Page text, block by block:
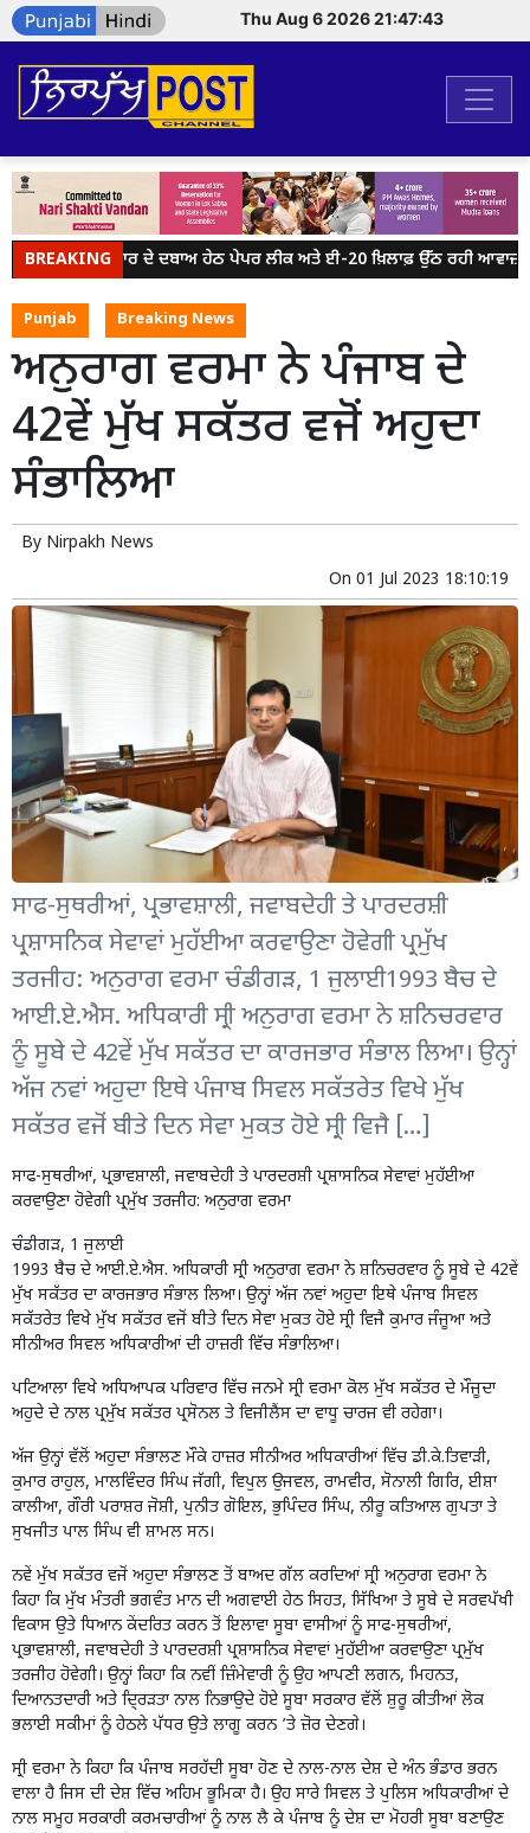
Thu Aug 6 2026 21:47:43
BREAKING
ਮੋਦੀ ਸਰਕਾਰ ਦੇ ਦਬਾਅ ਹੇਠ ਪੇਪਰ ਲੀਕ ਅਤੇ ਈ-20 ਖ਼ਿਲਾਫ਼ ਉੱਠ ਰਹੀ ਆਵਾਜ਼ ਨੂੰ
Punjab Breaking News
ਅਨੁਰਾਗ ਵਰਮਾ ਨੇ ਪੰਜਾਬ ਦੇ
42ਵੇਂ ਮੁੱਖ ਸਕੱਤਰ ਵਜੋਂ ਅਹੁਦਾ
ਸੰਭਾਲਿਆ
By Nirpakh News
On 01 Jul 2023 18:10:19
ਸਾਫ-ਸੁਥਰੀਆਂ, ਪ੍ਰਭਾਵਸ਼ਾਲੀ, ਜਵਾਬਦੇਹੀ ਤੇ ਪਾਰਦਰਸ਼ੀ
ਪ੍ਰਸ਼ਾਸਨਿਕ ਸੇਵਾਵਾਂ ਮੁਹੱਈਆ ਕਰਵਾਉਣਾ ਹੋਵੇਗੀ ਪ੍ਰਮੁੱਖ
ਤਰਜੀਹ: ਅਨੁਰਾਗ ਵਰਮਾ ਚੰਡੀਗੜ, 1 ਜੁਲਾਈ1993 ਬੈਚ ਦੇ
ਆਈ.ਏ.ਐਸ. ਅਧਿਕਾਰੀ ਸ੍ਰੀ ਅਨੁਰਾਗ ਵਰਮਾ ਨੇ ਸ਼ਨਿਚਰਵਾਰ
ਨੂੰ ਸੂਬੇ ਦੇ 42ਵੇਂ ਮੁੱਖ ਸਕੱਤਰ ਦਾ ਕਾਰਜਭਾਰ ਸੰਭਾਲ ਲਿਆ। ਉਨ੍ਹਾਂ
ਅੱਜ ਨਵਾਂ ਅਹੁਦਾ ਇਥੇ ਪੰਜਾਬ ਸਿਵਲ ਸਕੱਤਰੇਤ ਵਿਖੇ ਮੁੱਖ
ਸਕੱਤਰ ਵਜੋਂ ਬੀਤੇ ਦਿਨ ਸੇਵਾ ਮੁਕਤ ਹੋਏ ਸ੍ਰੀ ਵਿਜੈ […]
ਸਾਫ-ਸੁਥਰੀਆਂ, ਪ੍ਰਭਾਵਸ਼ਾਲੀ, ਜਵਾਬਦੇਹੀ ਤੇ ਪਾਰਦਰਸ਼ੀ ਪ੍ਰਸ਼ਾਸਨਿਕ ਸੇਵਾਵਾਂ ਮੁਹੱਈਆ
ਕਰਵਾਉਣਾ ਹੋਵੇਗੀ ਪ੍ਰਮੁੱਖ ਤਰਜੀਹ: ਅਨੁਰਾਗ ਵਰਮਾ
ਚੰਡੀਗੜ, 1 ਜੁਲਾਈ
1993 ਬੈਚ ਦੇ ਆਈ.ਏ.ਐਸ. ਅਧਿਕਾਰੀ ਸ੍ਰੀ ਅਨੁਰਾਗ ਵਰਮਾ ਨੇ ਸ਼ਨਿਚਰਵਾਰ ਨੂੰ ਸੂਬੇ ਦੇ 42ਵੇਂ
ਮੁੱਖ ਸਕੱਤਰ ਦਾ ਕਾਰਜਭਾਰ ਸੰਭਾਲ ਲਿਆ। ਉਨ੍ਹਾਂ ਅੱਜ ਨਵਾਂ ਅਹੁਦਾ ਇਥੇ ਪੰਜਾਬ ਸਿਵਲ
ਸਕੱਤਰੇਤ ਵਿਖੇ ਮੁੱਖ ਸਕੱਤਰ ਵਜੋਂ ਬੀਤੇ ਦਿਨ ਸੇਵਾ ਮੁਕਤ ਹੋਏ ਸ੍ਰੀ ਵਿਜੈ ਕੁਮਾਰ ਜੰਜੂਆ ਅਤੇ
ਸੀਨੀਅਰ ਸਿਵਲ ਅਧਿਕਾਰੀਆਂ ਦੀ ਹਾਜ਼ਰੀ ਵਿੱਚ ਸੰਭਾਲਿਆ।
ਪਟਿਆਲਾ ਵਿਖੇ ਅਧਿਆਪਕ ਪਰਿਵਾਰ ਵਿੱਚ ਜਨਮੇ ਸ੍ਰੀ ਵਰਮਾ ਕੋਲ ਮੁੱਖ ਸਕੱਤਰ ਦੇ ਮੌਜੂਦਾ
ਅਹੁਦੇ ਦੇ ਨਾਲ ਪ੍ਰਮੁੱਖ ਸਕੱਤਰ ਪ੍ਰਸੋਨਲ ਤੇ ਵਿਜੀਲੈਂਸ ਦਾ ਵਾਧੂ ਚਾਰਜ ਵੀ ਰਹੇਗਾ।
ਅੱਜ ਉਨ੍ਹਾਂ ਵੱਲੋਂ ਅਹੁਦਾ ਸੰਭਾਲਣ ਮੌਕੇ ਹਾਜ਼ਰ ਸੀਨੀਅਰ ਅਧਿਕਾਰੀਆਂ ਵਿੱਚ ਡੀ.ਕੇ.ਤਿਵਾੜੀ,
ਕੁਮਾਰ ਰਾਹੁਲ, ਮਾਲਵਿੰਦਰ ਸਿੰਘ ਜੱਗੀ, ਵਿਪੁਲ ਉਜਵਲ, ਰਾਮਵੀਰ, ਸੋਨਾਲੀ ਗਿਰਿ, ਈਸ਼ਾ
ਕਾਲੀਆ, ਗੌਰੀ ਪਰਾਸ਼ਰ ਜੋਸ਼ੀ, ਪੁਨੀਤ ਗੋਇਲ, ਭੁਪਿੰਦਰ ਸਿੰਘ, ਨੀਰੂ ਕਤਿਆਲ ਗੁਪਤਾ ਤੇ
ਸੁਖਜੀਤ ਪਾਲ ਸਿੰਘ ਵੀ ਸ਼ਾਮਲ ਸਨ।
ਨਵੇਂ ਮੁੱਖ ਸਕੱਤਰ ਵਜੋਂ ਅਹੁਦਾ ਸੰਭਾਲਣ ਤੋਂ ਬਾਅਦ ਗੱਲ ਕਰਦਿਆਂ ਸ੍ਰੀ ਅਨੁਰਾਗ ਵਰਮਾ ਨੇ
ਕਿਹਾ ਕਿ ਮੁੱਖ ਮੰਤਰੀ ਭਗਵੰਤ ਮਾਨ ਦੀ ਅਗਵਾਈ ਹੇਠ ਸਿਹਤ, ਸਿੱਖਿਆ ਤੇ ਸੂਬੇ ਦੇ ਸਰਵਪੱਖੀ
ਵਿਕਾਸ ਉਤੇ ਧਿਆਨ ਕੇਂਦਰਿਤ ਕਰਨ ਤੋਂ ਇਲਾਵਾ ਸੂਬਾ ਵਾਸੀਆਂ ਨੂੰ ਸਾਫ-ਸੁਥਰੀਆਂ,
ਪ੍ਰਭਾਵਸ਼ਾਲੀ, ਜਵਾਬਦੇਹੀ ਤੇ ਪਾਰਦਰਸ਼ੀ ਪ੍ਰਸ਼ਾਸਨਿਕ ਸੇਵਾਵਾਂ ਮੁਹੱਈਆ ਕਰਵਾਉਣਾ ਪ੍ਰਮੁੱਖ
ਤਰਜੀਹ ਹੋਵੇਗੀ। ਉਨ੍ਹਾਂ ਕਿਹਾ ਕਿ ਨਵੀਂ ਜ਼ਿੰਮੇਵਾਰੀ ਨੂੰ ਉਹ ਆਪਣੀ ਲਗਨ, ਮਿਹਨਤ,
ਦਿਆਨਤਦਾਰੀ ਅਤੇ ਦਿ੍ਰੜਤਾ ਨਾਲ ਨਿਭਾਉਦੇ ਹੋਏ ਸੂਬਾ ਸਰਕਾਰ ਵੱਲੋਂ ਸ਼ੁਰੂ ਕੀਤੀਆਂ ਲੋਕ
ਭਲਾਈ ਸਕੀਮਾਂ ਨੂੰ ਹੇਠਲੇ ਪੱਧਰ ਉਤੇ ਲਾਗੂ ਕਰਨ ’ਤੇ ਜ਼ੋਰ ਦੇਣਗੇ।
ਸ੍ਰੀ ਵਰਮਾ ਨੇ ਕਿਹਾ ਕਿ ਪੰਜਾਬ ਸਰਹੱਦੀ ਸੂਬਾ ਹੋਣ ਦੇ ਨਾਲ-ਨਾਲ ਦੇਸ਼ ਦੇ ਅੰਨ ਭੰਡਾਰ ਭਰਨ
ਵਾਲਾ ਹੈ ਜਿਸ ਦੀ ਦੇਸ਼ ਵਿੱਚ ਅਹਿਮ ਭੂਮਿਕਾ ਹੈ। ਉਹ ਸਾਰੇ ਸਿਵਲ ਤੇ ਪੁਲਿਸ ਅਧਿਕਾਰੀਆਂ ਦੇ
ਨਾਲ ਸਮੂਹ ਸਰਕਾਰੀ ਕਰਮਚਾਰੀਆਂ ਨੂੰ ਨਾਲ ਲੈ ਕੇ ਪੰਜਾਬ ਨੂੰ ਦੇਸ਼ ਦਾ ਮੋਹਰੀ ਸੂਬਾ ਬਣਾਉਣ